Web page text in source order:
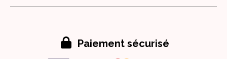
 Paiement sécurisé